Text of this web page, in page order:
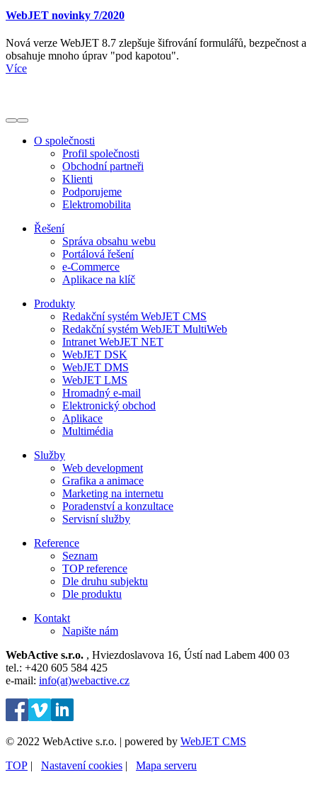
WebJET novinky 7/2020
Nová verze WebJET 8.7 zlepšuje šifrování formulářů, bezpečnost a
obsahuje mnoho úprav "pod kapotou".
Více
O společnosti
Profil společnosti
Obchodní partneři
Klienti
Podporujeme
Elektromobilita
Řešení
Správa obsahu webu
Portálová řešení
e-Commerce
Aplikace na klíč
Produkty
Redakční systém WebJET CMS
Redakční systém WebJET MultiWeb
Intranet WebJET NET
WebJET DSK
WebJET DMS
WebJET LMS
Hromadný e-mail
Elektronický obchod
Aplikace
Multimédia
Služby
Web development
Grafika a animace
Marketing na internetu
Poradenství a konzultace
Servisní služby
Reference
Seznam
TOP reference
Dle druhu subjektu
Dle produktu
Kontakt
Napište nám
WebActive s.r.o. , Hviezdoslavova 16, Ústí nad Labem 400 03
tel.: +420 605 584 425
e-mail: info(at)webactive.cz
© 2022 WebActive s.r.o. | powered by WebJET CMS
TOP | ⁠ Nastavení cookies | ⁠ Mapa serveru